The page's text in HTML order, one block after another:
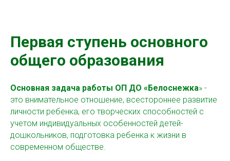
Первая ступень основного
общего образования
Основная задача работы ОП ДО «Белоснежка» -
это внимательное отношение, всестороннее развитие
личности ребенка, его творческих способностей с
учетом индивидуальных особенностей детей-
дошкольников, подготовка ребенка к жизни в
современном обществе.